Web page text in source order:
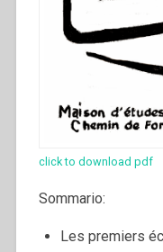
click to download pdf
Sommario:
Les premiers